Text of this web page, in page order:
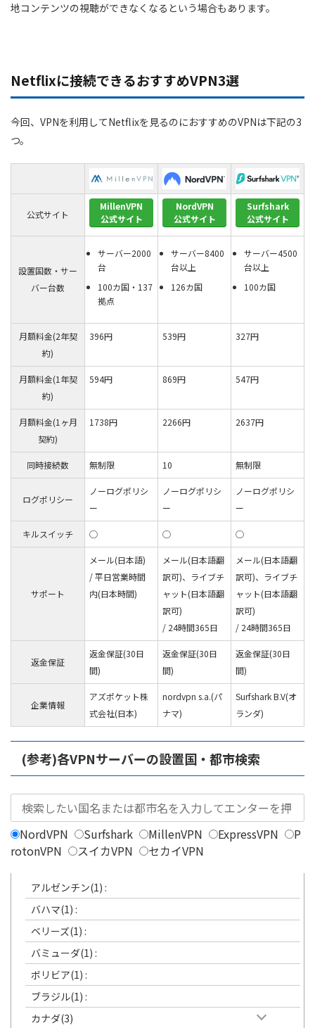
地コンテンツの視聴ができなくなるという場合もあります。
Netflixに接続できるおすすめVPN3選
今回、VPNを利用してNetflixを見るのにおすすめのVPNは下記の3
つ。
公式サイト
MillenVPN
公式サイト
NordVPN
公式サイト
Surfshark
公式サイト
設置国数・サー
バー台数
サーバー2000
台
100カ国・137
拠点
サーバー8400
台以上
126カ国
サーバー4500
台以上
100カ国
月額料金(2年契
約)
396円 539円 327円
月額料金(1年契
約)
594円 869円 547円
月額料金(1ヶ月
契約)
1738円 2266円 2637円
同時接続数 無制限 10 無制限
ログポリシー
ノーログポリシ
ー
ノーログポリシ
ー
ノーログポリシ
ー
キルスイッチ ◯ ◯ ◯
サポート
メール(日本語)
/ 平日営業時間
内(日本時間)
メール(日本語翻
訳可)、ライブチ
ャット(日本語翻
訳可)
/ 24時間365日
メール(日本語翻
訳可)、ライブチ
ャット(日本語翻
訳可)
/ 24時間365日
返金保証
返金保証(30日
間)
返金保証(30日
間)
返金保証(30日
間)
企業情報
アズポケット株
式会社(日本)
nordvpn s.a.(パ
ナマ)
Surfshark B.V(オ
ランダ)
(参考)各VPNサーバーの設置国・都市検索
NordVPN Surfshark MillenVPN ExpressVPN
P
rotonVPN
スイカVPN セカイVPN
アルゼンチン(1) :
バハマ(1) :
ベリーズ(1) :
バミューダ(1) :
ボリビア(1) :
ブラジル(1) :
カナダ(3)